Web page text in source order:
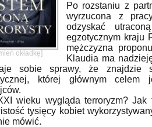
okładkę]
Po rozstaniu z
wyrzucona z
odzyskać
egzotycznym kraju
mężczyzna
Klaudia ma
sobie sprawy, że znajdzie
której głównym
wieku wygląda terroryzm? Jak
tysięcy kobiet
mówić.